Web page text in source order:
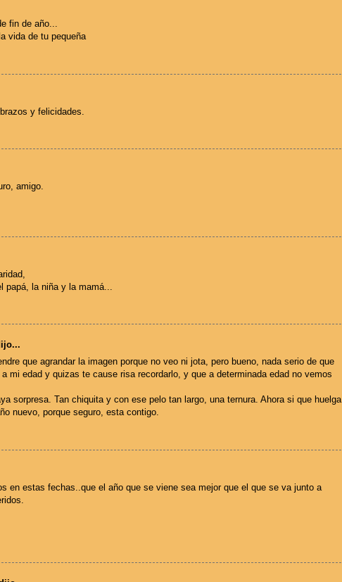
fin de año...
vida de tu pequeña
y felicidades.
amigo.
papá, la niña y la mamá...
que agrandar la imagen porque no veo ni jota, pero bueno, nada serio de que
mi edad y quizas te cause risa recordarlo, y que a determinada edad no vemos
sorpresa. Tan chiquita y con ese pelo tan largo, una ternura. Ahora si que huelga
nuevo, porque seguro, esta contigo.
en estas fechas..que el año que se viene sea mejor que el que se va junto a